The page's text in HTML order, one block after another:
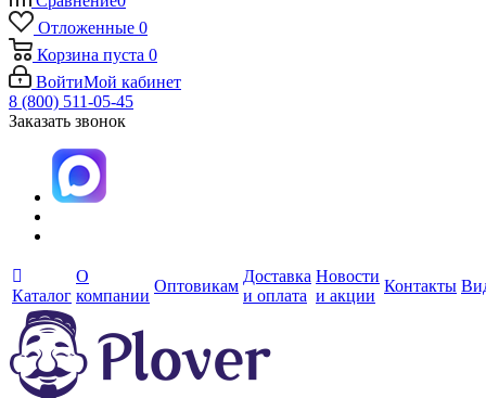
Отложенные 0
Корзина пуста 0
ВойтиМой кабинет
8 (800) 511-05-45
Заказать звонок
Каталог
О
компании
Оптовикам
Доставка
и оплата
Новости
и акции
Контакты